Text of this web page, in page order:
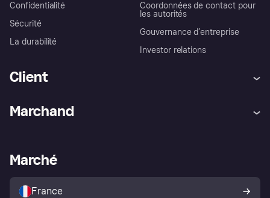
Confidentialité
Sécurité
La durabilité
Coordonnées de contact pour
les autorités
Gouvernance d’entreprise
Investor relations
Client
Explorez les magasins
Politique de protection de
l’acheteur Klarna
Marchand
Portail Marchand
Marché
France